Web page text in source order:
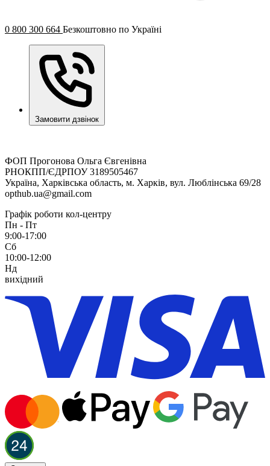
0 800 300 664 Безкоштовно по Україні
Замовити дзвінок
ФОП Прогонова Ольга Євгенівна
РНОКПП/ЄДРПОУ 3189505467
Україна, Харківська область, м. Харків, вул. Люблінська 69/28
opthub.ua@gmail.com
Графік роботи кол-центру
Пн - Пт
9:00-17:00
Сб
10:00-12:00
Нд
вихідний